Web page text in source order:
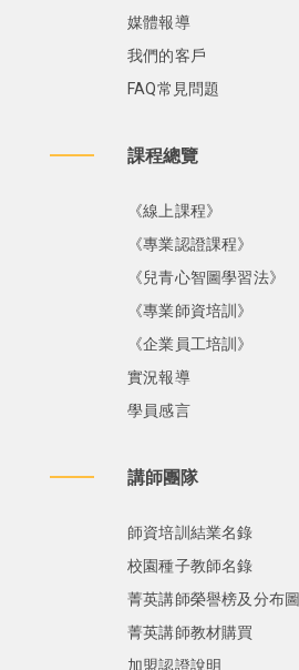
媒體報導
我們的客戶
FAQ常見問題
課程總覽
《線上課程》
《專業認證課程》
《兒青心智圖學習法》
《專業師資培訓》
《企業員工培訓》
實況報導
學員感言
講師團隊
師資培訓結業名錄
校園種子教師名錄
菁英講師榮譽榜及分布圖
菁英講師教材購買
加盟認證說明